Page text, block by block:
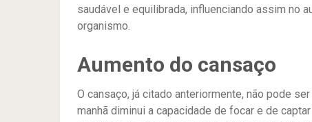
saudável e equilibrada, influenciando assim no
organismo.
Aumento do cansaço
O cansaço, já citado anteriormente, não pode
manhã diminui a capacidade de focar e de